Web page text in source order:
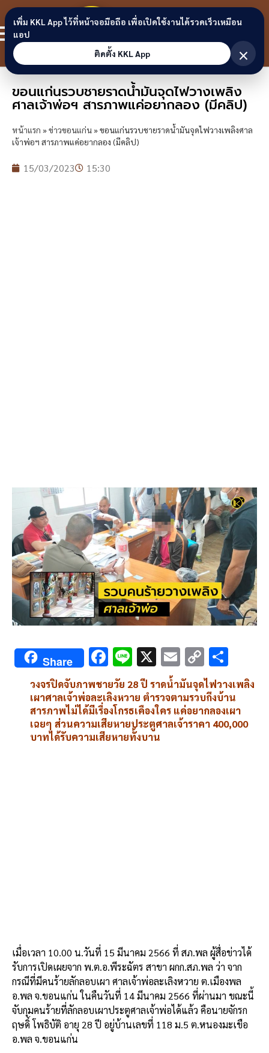
Skip to content
ขอนแก่น
ลิงก์
ขอนแก่นรวบชายราดน้ำมันจุดไฟวางเพลิง
ศาลเจ้าพ่อฯ สารภาพแค่อยากลอง (มีคลิป)
หน้าแรก »ข่าวขอนแก่น»ขอนแก่นรวบชายราดน้ำมันจุดไฟวางเพลิงศาล
เจ้าพ่อฯ สารภาพแค่อยากลอง (มีคลิป)
15/03/2023 15:30
Share F
ac
e
b
o
Li
n
e
X E
m
ai
l
C
o
py
Li
n
h
ar
e
วงจรปิดจับภาพชายวัย 28 ปี ราดน้ำมันจุดไฟวางเพลิง
เผาศาลเจ้าพ่อละเลิงหวาย ตำรวจตามรวบถึงบ้าน
สารภาพไม่ได้มีเรื่องโกรธเคืองใคร แค่อยากลองเผา
เฉยๆ ส่วนความเสียหายประตูศาลเจ้าราคา 400,000
บาทได้รับความเสียหายทั้งบาน
เมื่อเวลา 10.00 น.วันที่ 15 มีนาคม 2566 ที่ สภ.พล ผู้สื่อข่าวได้
รับการเปิดเผยจาก พ.ต.อ.พีระฉัตร สาขา ผกก.สภ.พล ว่า จาก
กรณีที่มีคนร้ายลักลอบเผา ศาลเจ้าพ่อละเลิงหวาย ต.เมืองพล
อ.พล จ.ขอนแก่น ในคืนวันที่ 14 มีนาคม 2566 ที่ผ่านมา ขณะนี้
จับกุมคนร้ายที่ลักลอบเผาประตูศาลเจ้าพ่อได้แล้ว คือนายจักรก
ฤษดิ์ โพธิบัติ อายุ 28 ปี อยู่บ้านเลขที่ 118 ม.5 ต.หนองมะเขือ
อ.พล จ.ขอนแก่น
เพิ่ม KKL App ไว้ที่หน้าจอมือถือ เพื่อเปิดใช้งานได้รวดเร็วเหมือน
แอป
ติดตั้ง KKL App
×